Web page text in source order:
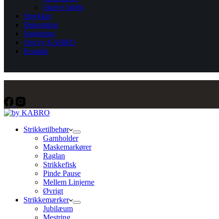
Skæve labels
Smykker
Dekoration
Nøglering
Om by KABRO
Kontakt
Strikketilbehør
Garnholder
Maskemarkører
Raglan
Strikkefisk
Pinde Pause
Mellem Linjerne
Øvrigt
Strikkemærker
Jubilæum
Mestring